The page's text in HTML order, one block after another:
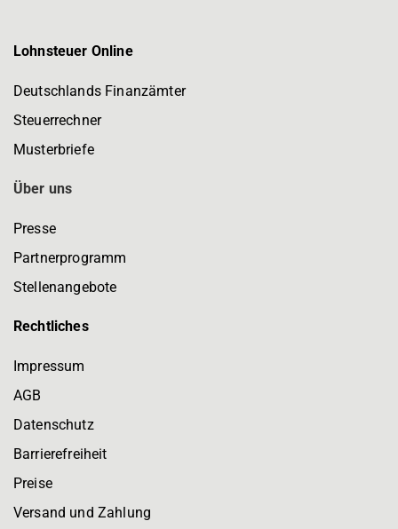
Lohnsteuer Online
Deutschlands Finanzämter
Steuerrechner
Musterbriefe
Über uns
Presse
Partnerprogramm
Stellenangebote
Rechtliches
Impressum
AGB
Datenschutz
Barrierefreiheit
Preise
Versand und Zahlung